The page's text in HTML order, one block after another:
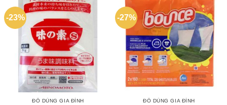
-23%
ĐỒ DÙNG GIA ĐÌNH
-27%
ĐỒ DÙNG GIA ĐÌNH